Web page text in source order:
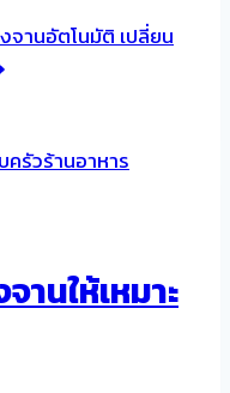
จานอัตโนมัติ เปลี่ยน
านให้เหมาะ